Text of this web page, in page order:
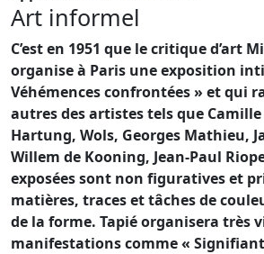
Art informel
C’est en 1951 que le critique d’art
organise à Paris une exposition
Véhémences confrontées » et qui
autres des artistes tels que
Hartung, Wols, Georges Mathieu,
Willem de Kooning, Jean-Paul
exposées sont non figuratives et
matières, traces et tâches de
de la forme. Tapié organisera très
manifestations comme «